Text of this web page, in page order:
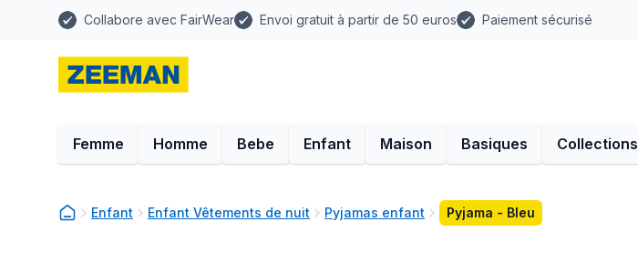
Collabore avec FairWear Envoi gratuit à partir de 50 euros Paiement sécurisé
Femme Homme Bebe Enfant Maison Basiques Collections
Enfant Enfant Vêtements de nuit Pyjamas enfant Pyjama - Bleu